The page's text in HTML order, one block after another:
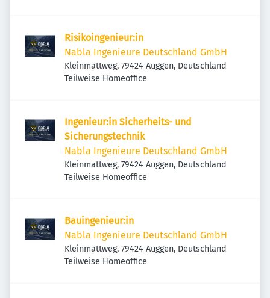
Risikoingenieur:in
Nabla Ingenieure Deutschland GmbH
Kleinmattweg, 79424 Auggen, Deutschland
Teilweise Homeoffice
Ingenieur:in Sicherheits- und
Sicherungstechnik
Nabla Ingenieure Deutschland GmbH
Kleinmattweg, 79424 Auggen, Deutschland
Teilweise Homeoffice
Bauingenieur:in
Nabla Ingenieure Deutschland GmbH
Kleinmattweg, 79424 Auggen, Deutschland
Teilweise Homeoffice